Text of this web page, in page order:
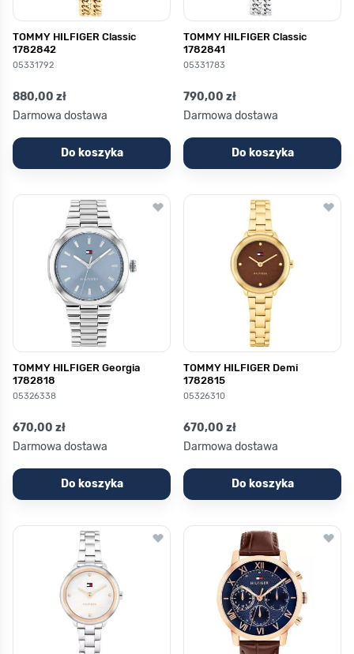
TOMMY HILFIGER Classic
1782842
05331792
880,00 zł
Darmowa dostawa
Do koszyka
TOMMY HILFIGER Classic
1782841
05331783
790,00 zł
Darmowa dostawa
Do koszyka
TOMMY HILFIGER Georgia
1782818
05326338
670,00 zł
Darmowa dostawa
Do koszyka
TOMMY HILFIGER Demi
1782815
05326310
670,00 zł
Darmowa dostawa
Do koszyka